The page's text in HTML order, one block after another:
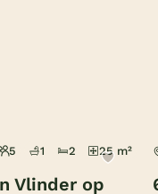
5 1 2 25 m²
Vlinder op